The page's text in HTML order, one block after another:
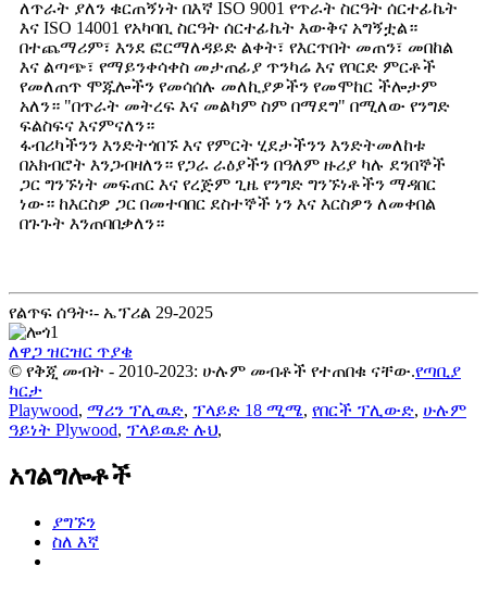
ለጥራት ያለን ቁርጠኝነት በእኛ ISO 9001 የጥራት ስርዓት ሰርተፊኬት
እና ISO 14001 የአካባቢ ስርዓት ሰርተፊኬት እውቅና አግኝቷል።
በተጨማሪም፣ እንደ ፎርማለዳይድ ልቀት፣ የእርጥበት መጠን፣ መበከል
እና ልጣጭ፣ የማይንቀሳቀስ መታጠፊያ ጥንካሬ እና የቦርድ ምርቶች
የመለጠጥ ሞጁሎችን የመሳሰሉ መለኪያዎችን የመሞከር ችሎታም
አለን። "በጥራት መትረፍ እና መልካም ስም በማደግ" በሚለው የንግድ
ፍልስፍና እናምናለን።
ፋብሪካችንን እንድትጎበኙ እና የምርት ሂደታችንን እንድትመለከቱ
በአክብሮት እንጋብዛለን። የጋራ ራዕያችን በዓለም ዙሪያ ካሉ ደንበኞች
ጋር ግንኙነት መፍጠር እና የረጅም ጊዜ የንግድ ግንኙነቶችን ማዳበር
ነው። ከእርስዎ ጋር በመተባበር ደስተኞች ነን እና እርስዎን ለመቀበል
በጉጉት እንጠባበቃለን።
የልጥፍ ሰዓት፡- ኤፕሪል 29-2025
ለዋጋ ዝርዝር ጥያቄ
© የቅጂ መብት - 2010-2023: ሁሉም መብቶች የተጠበቁ ናቸው.የጣቢያ
ካርታ
Playwood, ማሪን ፕሊዉድ, ፕላይድ 18 ሚሜ, የበርች ፕሊውድ, ሁሉም
ዓይነት Plywood, ፕላይዉድ ሉህ,
አገልግሎቶች
ያግኙን
ስለ እኛ